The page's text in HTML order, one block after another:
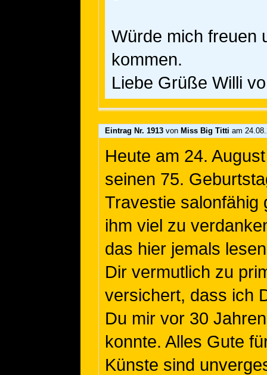
Würde mich freuen
kommen.
Liebe Grüße Willi
Eintrag Nr. 1913 von Miss Big Titti am
Heute am 24.
seinen 75.
Travestie salonfähig
ihm viel zu
das hier jemals
Dir vermutlich zu
versichert, dass ich
Du mir vor 30
konnte. Alles Gute
Künste sind